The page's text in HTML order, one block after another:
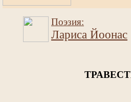
Поэзия:
Лариса Йоонас